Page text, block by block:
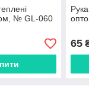
№ GL-060
65